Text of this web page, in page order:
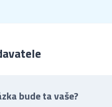
bude ta vaše?